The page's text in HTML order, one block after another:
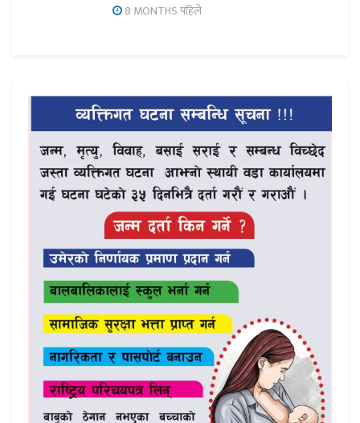
8 MONTHS पहिले